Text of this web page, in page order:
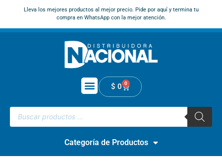
Lleva los mejores productos al mejor precio. Pide por aquí y termina tu
compra en WhatsApp con la mejor atención.
$ 0 0
Categoría de Productos